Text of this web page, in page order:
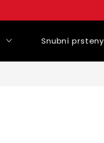
Snubní prsteny